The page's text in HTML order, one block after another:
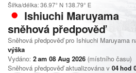
Šířka/délka:36.97° N 138.79° E
Ishiuchi Maruyama
sněhová předpověď
Sněhová předpověď pro Ishiuchi Maruyama
výška
Vydáno: 2 am 08 Aug 2026 (místního času)
Sněhová předpověď aktualizována v 04hod